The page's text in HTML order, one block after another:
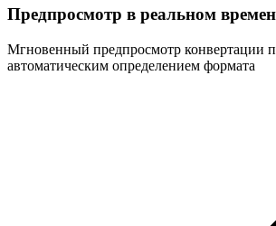
Предпросмотр в реальном
Мгновенный предпросмотр конвертации
автоматическим определением формата